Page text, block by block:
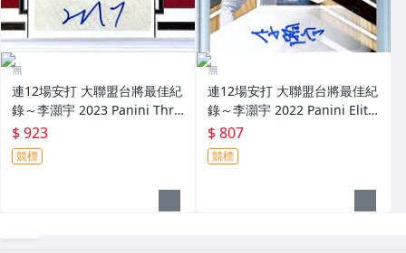
無
連12場安打 大聯盟台將最佳紀
錄～李灝宇 2023 Panini Thre
e And Two 限量25張新人原封
四球衣簽名卡 Patch～
$ 923
競標
無
連12場安打 大聯盟台將最佳紀
錄～李灝宇 2022 Panini Elite
Extra Edition 實戰球衣簽名卡
～
$ 807
競標